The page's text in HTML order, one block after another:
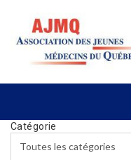
Catégorie